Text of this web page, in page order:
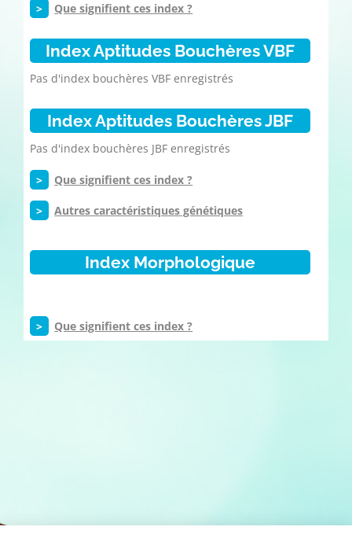
> Que signifient ces index ?
Index Aptitudes Bouchères VBF
Pas d'index bouchères VBF enregistrés
Index Aptitudes Bouchères JBF
Pas d'index bouchères JBF enregistrés
> Que signifient ces index ?
> Autres caractéristiques génétiques
Index Morphologique
> Que signifient ces index ?